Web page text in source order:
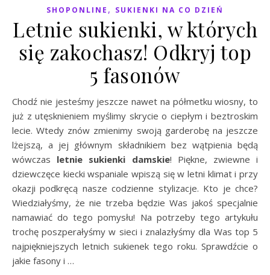
SHOPONLINE , SUKIENKI NA CO DZIEŃ
Letnie sukienki, w których
się zakochasz! Odkryj top
5 fasonów
Chodź nie jesteśmy jeszcze nawet na półmetku wiosny, to
już z utęsknieniem myślimy skrycie o ciepłym i beztroskim
lecie. Wtedy znów zmienimy swoją garderobę na jeszcze
lżejszą, a jej głównym składnikiem bez wątpienia będą
wówczas letnie sukienki damskie! Piękne, zwiewne i
dziewczęce kiecki wspaniale wpiszą się w letni klimat i przy
okazji podkręcą nasze codzienne stylizacje. Kto je chce?
Wiedziałyśmy, że nie trzeba będzie Was jakoś specjalnie
namawiać do tego pomysłu! Na potrzeby tego artykułu
trochę poszperałyśmy w sieci i znalazłyśmy dla Was top 5
najpiękniejszych letnich sukienek tego roku. Sprawdźcie o
jakie fasony i …